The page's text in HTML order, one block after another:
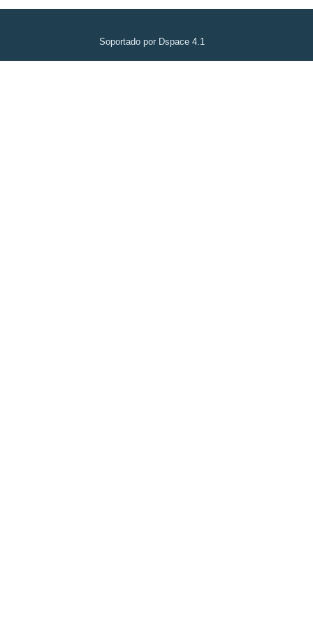
Soportado por Dspace 4.1